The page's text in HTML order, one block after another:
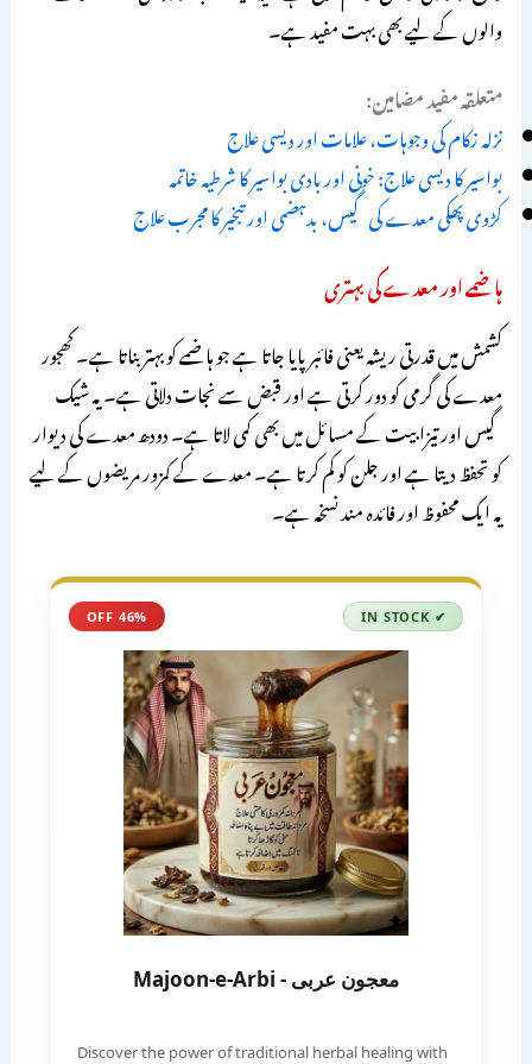
والوں کے لیے بھی بہت مفید ہے۔
متعلقہ مفید مضامین:
نزلہ زکام کی وجوہات، علامات اور دیسی علاج
بواسیر کا دیسی علاج: خونی اور بادی بواسیر کا شرطیہ خاتمہ
کڑوی پھکی معدے کی گیس، بدہضمی اور تبخیر کا مجرب علاج
ہاضمے اور معدے کی بہتری
کشمش میں قدرتی ریشہ یعنی فائبر پایا جاتا ہے جو ہاضمے کو بہتر بناتا ہے۔ کھجور
معدے کی گرمی کو دور کرتی ہے اور قبض سے نجات دلاتی ہے۔ یہ شیک
گیس اور تیزابیت کے مسائل میں بھی کمی لاتا ہے۔ دودھ معدے کی دیوار
کو تحفظ دیتا ہے اور جلن کو کم کرتا ہے۔ معدے کے کمزور مریضوں کے لیے
یہ ایک محفوظ اور فائدہ مند نسخہ ہے۔